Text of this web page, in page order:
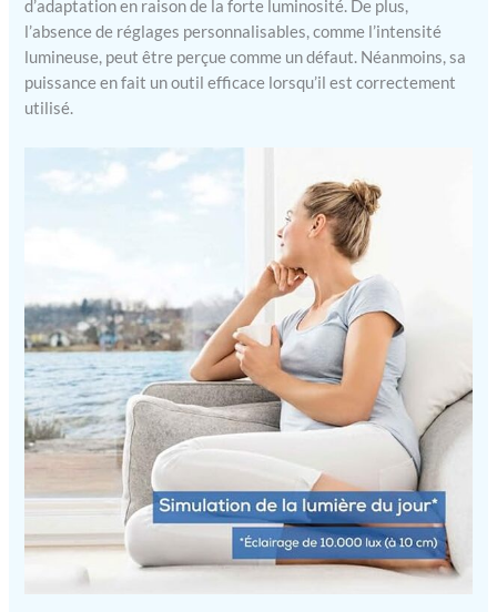
70, alimentation, manuel
d'utilisation
REMARQUE- Veuillez
placer le produit dans
sentir après un court laps
important que tous les
films de protection soient
retirés de la lampe avant
utilisation.
d’adaptation en raison de la forte luminosité. De plus,
l’absence de réglages personnalisables, comme l’intensité
lumineuse, peut être perçue comme un défaut. Néanmoins, sa
puissance en fait un outil efficace lorsqu’il est correctement
utilisé.